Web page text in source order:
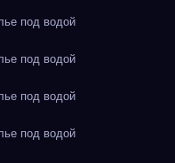
под водой
под водой
под водой
под водой